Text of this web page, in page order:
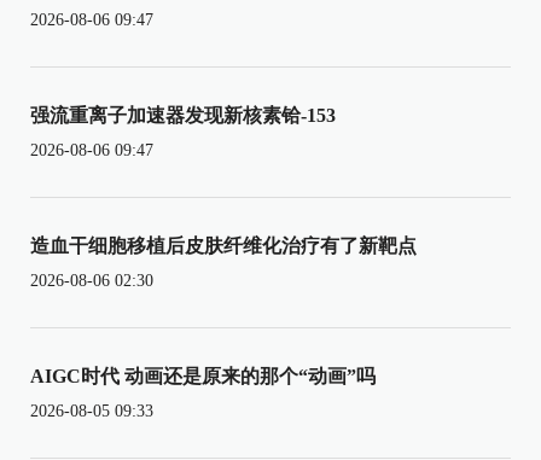
2026-08-06 09:47
强流重离子加速器发现新核素铪-153
2026-08-06 09:47
造血干细胞移植后皮肤纤维化治疗有了新靶点
2026-08-06 02:30
AIGC时代 动画还是原来的那个“动画”吗
2026-08-05 09:33